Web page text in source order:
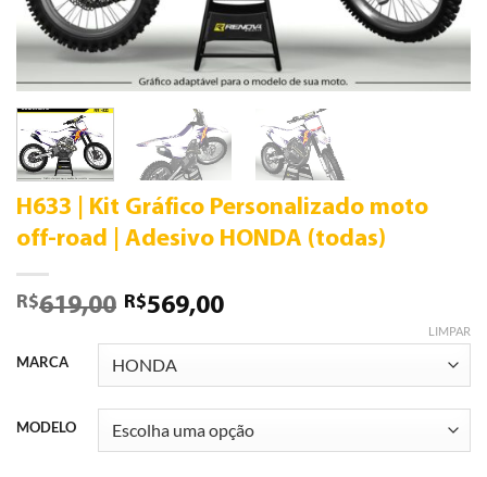
H633 | Kit Gráfico Personalizado moto
off-road | Adesivo HONDA (todas)
R$619,00 R$569,00
MARCA
MODELO
LIMPAR